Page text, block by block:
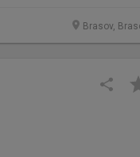
Brasov,